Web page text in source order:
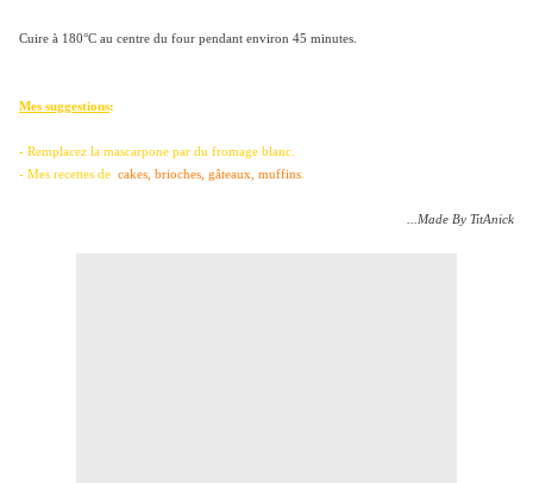
Cuire à 180°C au centre du four pendant environ 45 minutes.
Mes suggestions:
- Remplacez la mascarpone par du fromage blanc.
- Mes recettes de cakes, brioches, gâteaux, muffins
...Made By TitAnick